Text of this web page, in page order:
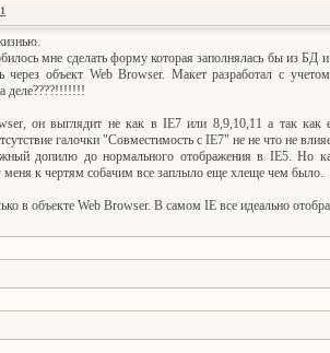
1
мне сделать форму которая заполнялась бы из БД
объект Web Browser. Макет разработал с
деле????!!!!!!!
он выглядит не как в IE7 или 8,9,10,11 а так как
галочки "Совместимость с IE7" не не что не
допилю до нормального отображения в IE5. Но
к чертям собачим все заплыло еще хлеще чем было.
в объекте Web Browser. В самом IE все идеально